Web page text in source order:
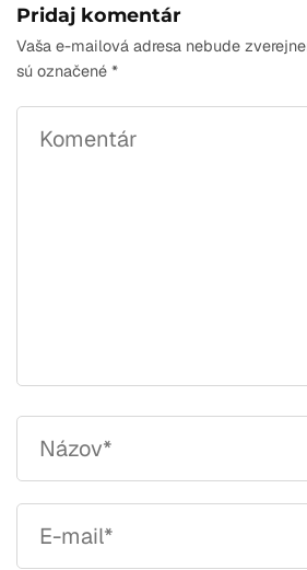
Pridaj komentár
Vaša e-mailová adresa nebude
sú označené *